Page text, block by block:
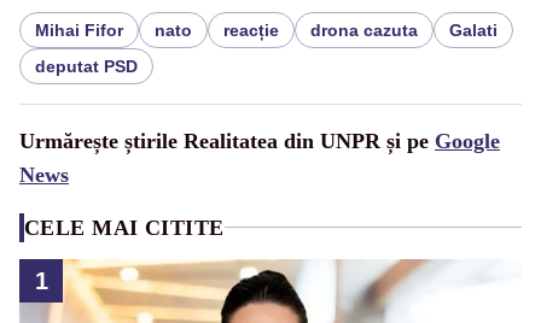
Mihai Fifor nato reacție drona cazuta
Galati
deputat PSD
Urmărește știrile Realitatea din UNPR și pe Google
News
CELE MAI CITITE
1